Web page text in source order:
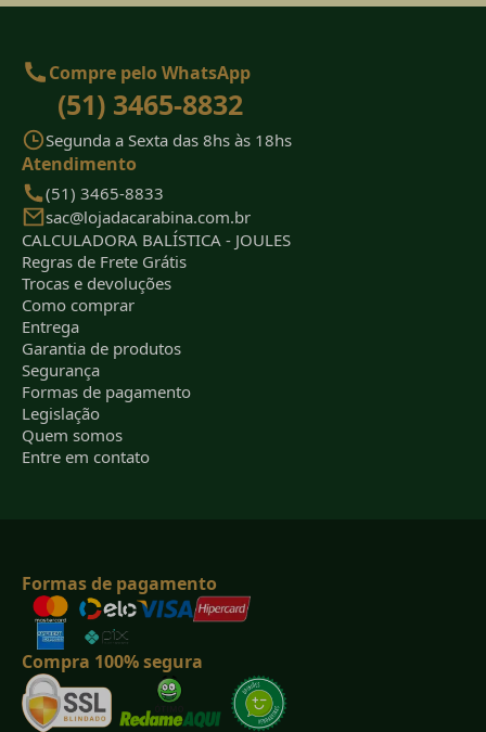
Compre pelo WhatsApp
(51) 3465-8832
Segunda a Sexta das 8hs às 18hs
Atendimento
(51) 3465-8833
sac@lojadacarabina.com.br
CALCULADORA BALÍSTICA - JOULES
Regras de Frete Grátis
Trocas e devoluções
Como comprar
Entrega
Garantia de produtos
Segurança
Formas de pagamento
Legislação
Quem somos
Entre em contato
Formas de pagamento
Compra 100% segura